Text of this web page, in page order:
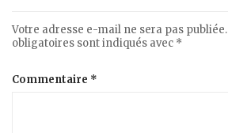
Votre adresse e-mail ne sera pas publiée.
obligatoires sont indiqués avec *
Commentaire *